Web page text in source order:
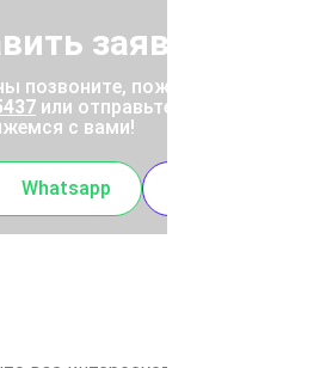
заявку
позвоните, пожалуйста, по
или отправьте заявку, и мы
с вами!
Whatsapp